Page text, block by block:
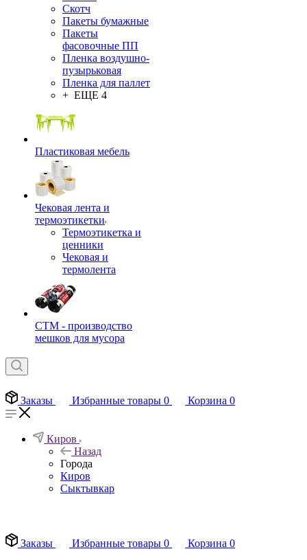
Скотч
Пакеты бумажные
Пакеты
фасовочные ПП
Пленка воздушно-
пузырьковая
Пленка для паллет
+ ЕЩЕ 4
Пластиковая мебель
Чековая лента и
термоэтикетки
Термоэтикетка и
ценники
Чековая и
термолента
СТМ - производство
мешков для мусора
Заказы Избранные товары 0 Корзина 0
Киров
Назад
Города
Киров
Сыктывкар
Заказы
Избранные товары 0 Корзина 0